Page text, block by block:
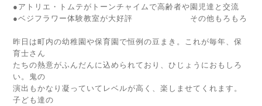
●アトリエ・トムテがトーンチャイムで高齢者や園児達と交流
●ベジフラワー体験教室が大好評 その他もろもろ
昨日は町内の幼稚園や保育園で恒例の豆まき。これが毎年、保
育士さん
たちの熱意がふんだんに込められており、ひじょうにおもしろ
い。鬼の
演出もかなり凝っていてレベルが高く、楽しませてくれます。
子ども達の